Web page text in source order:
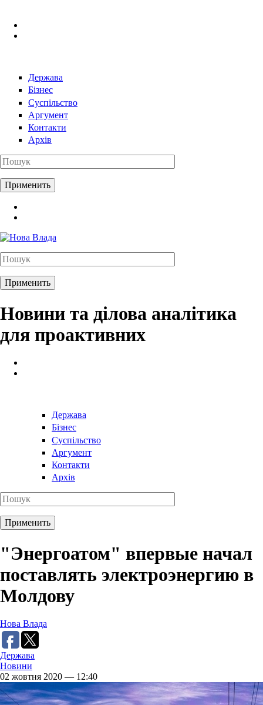
Держава
Бізнес
Суспільство
Аргумент
Контакти
Архів
Новини та ділова аналітика
для проактивних
Держава
Бізнес
Суспільство
Аргумент
Контакти
Архів
"Энергоатом" впервые начал
поставлять электроэнергию в
Молдову
Нова Влада
Держава
Новини
02 жовтня 2020 — 12:40